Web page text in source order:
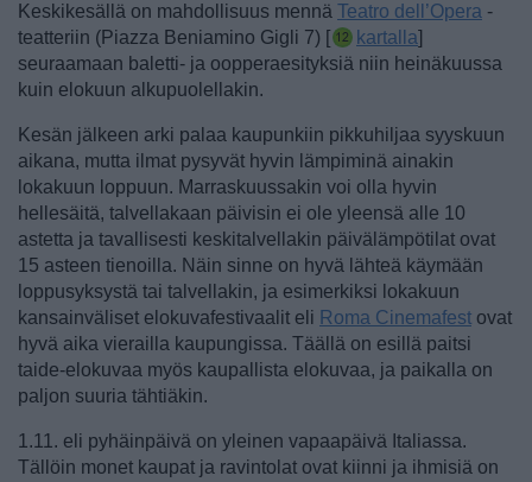
Keskikesällä on mahdollisuus mennä Teatro dell’Opera -
teatteriin (Piazza Beniamino Gigli 7) [
kartalla]
seuraamaan baletti- ja oopperaesityksiä niin heinäkuussa
kuin elokuun alkupuolellakin.
Kesän jälkeen arki palaa kaupunkiin pikkuhiljaa syyskuun
aikana, mutta ilmat pysyvät hyvin lämpiminä ainakin
lokakuun loppuun. Marraskuussakin voi olla hyvin
hellesäitä, talvellakaan päivisin ei ole yleensä alle 10
astetta ja tavallisesti keskitalvellakin päivälämpötilat ovat
15 asteen tienoilla. Näin sinne on hyvä lähteä käymään
loppusyksystä tai talvellakin, ja esimerkiksi lokakuun
kansainväliset elokuvafestivaalit eli Roma Cinemafest ovat
hyvä aika vierailla kaupungissa. Täällä on esillä paitsi
taide-elokuvaa myös kaupallista elokuvaa, ja paikalla on
paljon suuria tähtiäkin.
1.11. eli pyhäinpäivä on yleinen vapaapäivä Italiassa.
Tällöin monet kaupat ja ravintolat ovat kiinni ja ihmisiä on